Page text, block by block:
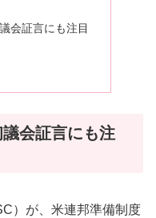
会証言にも注目
会証言にも注
）が、米連邦準備制度